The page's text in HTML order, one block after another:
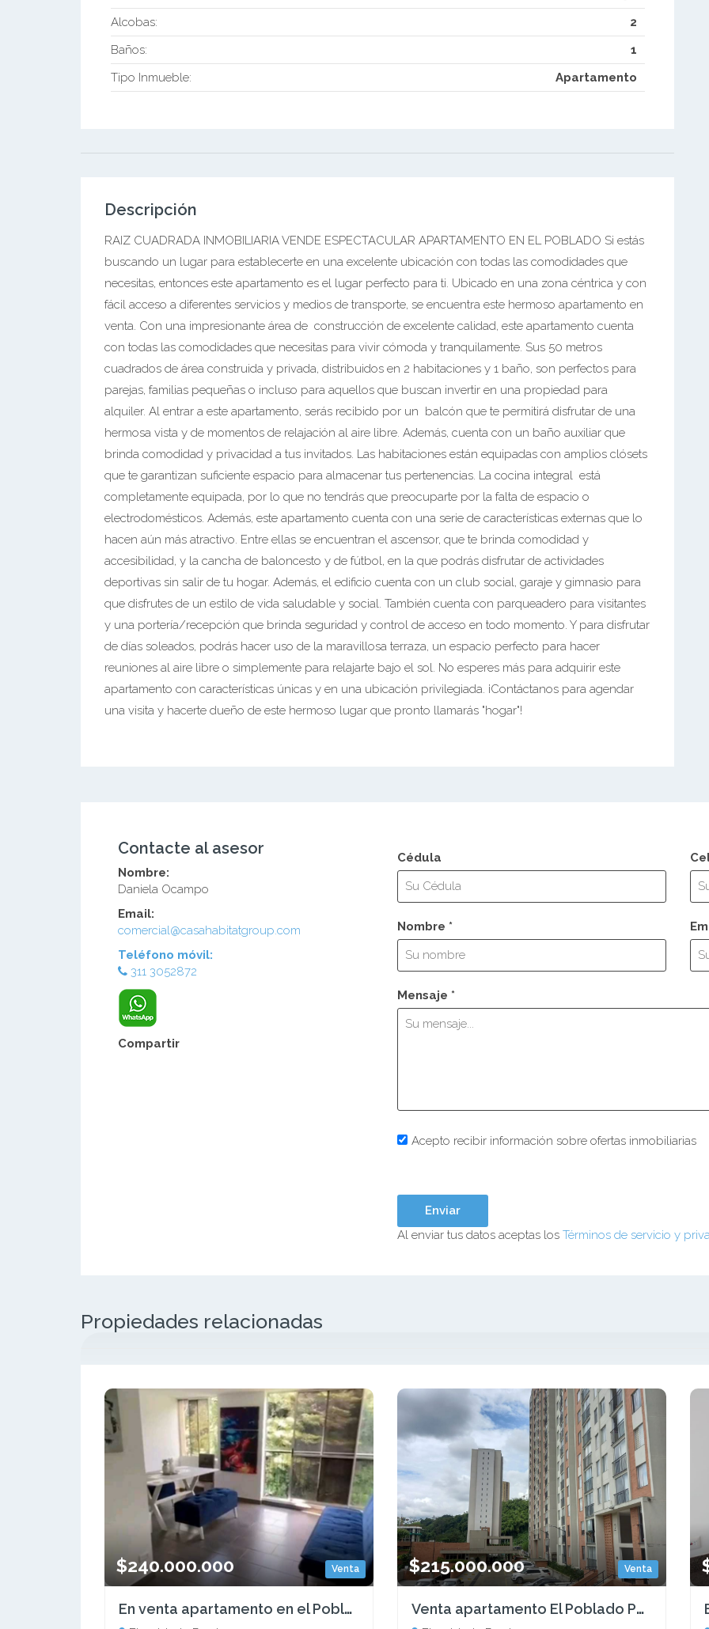
Alcobas:
2
Baños:
1
Tipo Inmueble:
Apartamento
Descripción
RAIZ CUADRADA INMOBILIARIA VENDE ESPECTACULAR APARTAMENTO EN EL POBLADO Si estás
buscando un lugar para establecerte en una excelente ubicación con todas las comodidades que
necesitas, entonces este apartamento es el lugar perfecto para ti. Ubicado en una zona céntrica y con
fácil acceso a diferentes servicios y medios de transporte, se encuentra este hermoso apartamento en
venta. Con una impresionante área de construcción de excelente calidad, este apartamento cuenta
con todas las comodidades que necesitas para vivir cómoda y tranquilamente. Sus 50 metros
cuadrados de área construida y privada, distribuidos en 2 habitaciones y 1 baño, son perfectos para
parejas, familias pequeñas o incluso para aquellos que buscan invertir en una propiedad para
alquiler. Al entrar a este apartamento, serás recibido por un balcón que te permitirá disfrutar de una
hermosa vista y de momentos de relajación al aire libre. Además, cuenta con un baño auxiliar que
brinda comodidad y privacidad a tus invitados. Las habitaciones están equipadas con amplios clósets
que te garantizan suficiente espacio para almacenar tus pertenencias. La cocina integral está
completamente equipada, por lo que no tendrás que preocuparte por la falta de espacio o
electrodomésticos. Además, este apartamento cuenta con una serie de características externas que lo
hacen aún más atractivo. Entre ellas se encuentran el ascensor, que te brinda comodidad y
accesibilidad, y la cancha de baloncesto y de fútbol, en la que podrás disfrutar de actividades
deportivas sin salir de tu hogar. Además, el edificio cuenta con un club social, garaje y gimnasio para
que disfrutes de un estilo de vida saludable y social. También cuenta con parqueadero para visitantes
y una portería/recepción que brinda seguridad y control de acceso en todo momento. Y para disfrutar
de días soleados, podrás hacer uso de la maravillosa terraza, un espacio perfecto para hacer
reuniones al aire libre o simplemente para relajarte bajo el sol. No esperes más para adquirir este
apartamento con características únicas y en una ubicación privilegiada. ¡Contáctanos para agendar
una visita y hacerte dueño de este hermoso lugar que pronto llamarás "hogar"!
Contacte al asesor
Nombre:
Daniela Ocampo
Email:
comercial@casahabitatgroup.com
Teléfono móvil:
311 3052872
Compartir
Cédula
Nombre *
Mensaje *
Acepto recibir información sobre ofertas inmobiliarias
Al enviar tus datos aceptas los Términos de servicio y
Propiedades relacionadas
Venta
$240.000.000
En venta apartamento en el Poblado Pereira
Venta
$215.000.000
Venta apartamento El Poblado Pereira